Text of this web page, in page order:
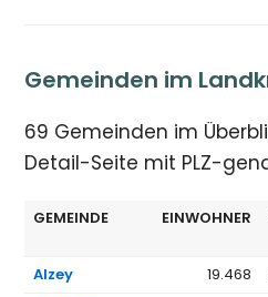
Gemeinden im
69 Gemeinden im
Detail-Seite mit PLZ-
GEMEINDE EINWOHNER
Alzey 19.468